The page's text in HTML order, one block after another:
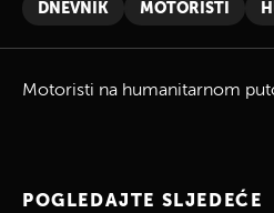
DNEVNIK MOTORISTI
Motoristi na humanitarnom
POGLEDAJTE SLJEDEĆE